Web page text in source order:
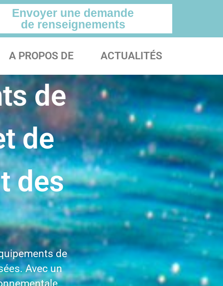
Envoyer une demande
de renseignements
A PROPOS DE ACTUALITÉS
de
de
des
de
Avec un